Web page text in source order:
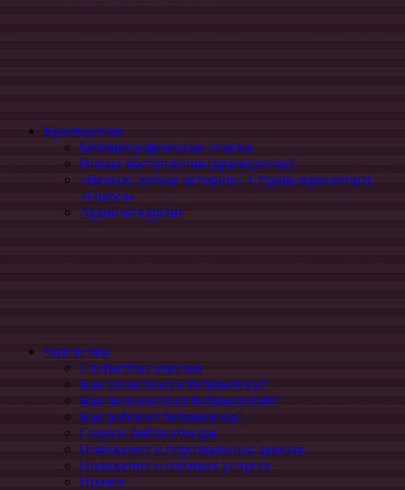
Краеведение
Библиографические списки
Новые поступления (краеведение)
«Вельск: живые истории». Студия звукозаписи
«Голоса»
Аудиоэкскурсии
Читателям
Статистика отказов
Как записаться в библиотеку?
Как пользоваться библиотекой?
Как работает библиотека?
Спроси библиотекаря
Положение о персональных данных
Положение о платных услугах
Прочее